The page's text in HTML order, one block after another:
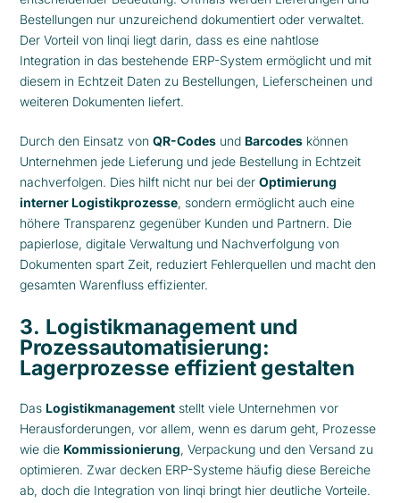
Bestellungen nur unzureichend dokumentiert oder verwaltet.
Der Vorteil von linqi liegt darin, dass es eine nahtlose
Integration in das bestehende ERP-System ermöglicht und mit
diesem in Echtzeit Daten zu Bestellungen, Lieferscheinen und
weiteren Dokumenten liefert.
Durch den Einsatz vonQR-Codes und Barcodes können
Unternehmen jede Lieferung und jede Bestellung in Echtzeit
nachverfolgen. Dies hilft nicht nur bei derOptimierung
interner Logistikprozesse, sondern ermöglicht auch eine
höhere Transparenz gegenüber Kunden und Partnern. Die
papierlose, digitale Verwaltung und Nachverfolgung von
Dokumenten spart Zeit, reduziert Fehlerquellen und macht den
gesamten Warenfluss effizienter.
3. Logistikmanagement und
Prozessautomatisierung:
Lagerprozesse effizient gestalten
Das Logistikmanagement stellt viele Unternehmen vor
Herausforderungen, vor allem, wenn es darum geht, Prozesse
wie die Kommissionierung, Verpackung und den Versand zu
optimieren. Zwar decken ERP-Systeme häufig diese Bereiche
ab, doch die Integration von linqi bringt hier deutliche Vorteile.